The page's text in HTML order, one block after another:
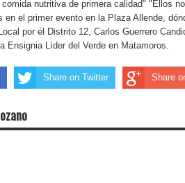
nutritiva de primera calidad" "Ellos
el primer evento en la Plaza Allende,
por él Distrito 12, Carlos Guerrero
Ensignia Líder del Verde en Matamoros.
Share on Twitter Share